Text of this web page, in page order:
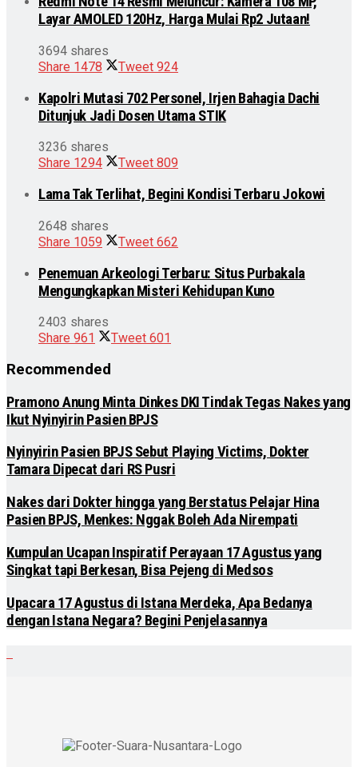
Layar AMOLED 120Hz, Harga Mulai Rp2 Jutaan!
3694 shares
Share 1478 Tweet 924
Kapolri Mutasi 702 Personel, Irjen Bahagia Dachi
Ditunjuk Jadi Dosen Utama STIK
3236 shares
Share 1294 Tweet 809
Lama Tak Terlihat, Begini Kondisi Terbaru Jokowi
2648 shares
Share 1059 Tweet 662
Penemuan Arkeologi Terbaru: Situs Purbakala
Mengungkapkan Misteri Kehidupan Kuno
2403 shares
Share 961 Tweet 601
Recommended
Pramono Anung Minta Dinkes DKI Tindak Tegas Nakes yang
Ikut Nyinyirin Pasien BPJS
Nyinyirin Pasien BPJS Sebut Playing Victims, Dokter
Tamara Dipecat dari RS Pusri
Nakes dari Dokter hingga yang Berstatus Pelajar Hina
Pasien BPJS, Menkes: Nggak Boleh Ada Nirempati
Kumpulan Ucapan Inspiratif Perayaan 17 Agustus yang
Singkat tapi Berkesan, Bisa Pejeng di Medsos
Upacara 17 Agustus di Istana Merdeka, Apa Bedanya
dengan Istana Negara? Begini Penjelasannya